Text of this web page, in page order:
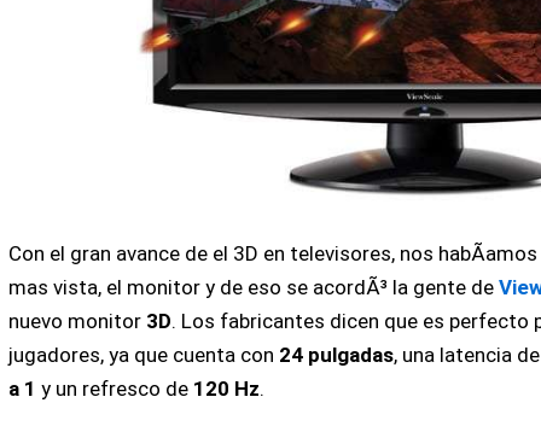
Con el gran avance de el 3D en televisores, nos
mas vista, el monitor y de eso se acordÃ³ la gente de
nuevo monitor 3D. Los fabricantes dicen que es perfecto
jugadores, ya que cuenta con 24 pulgadas, una latencia
a 1 y un refresco de120 Hz.